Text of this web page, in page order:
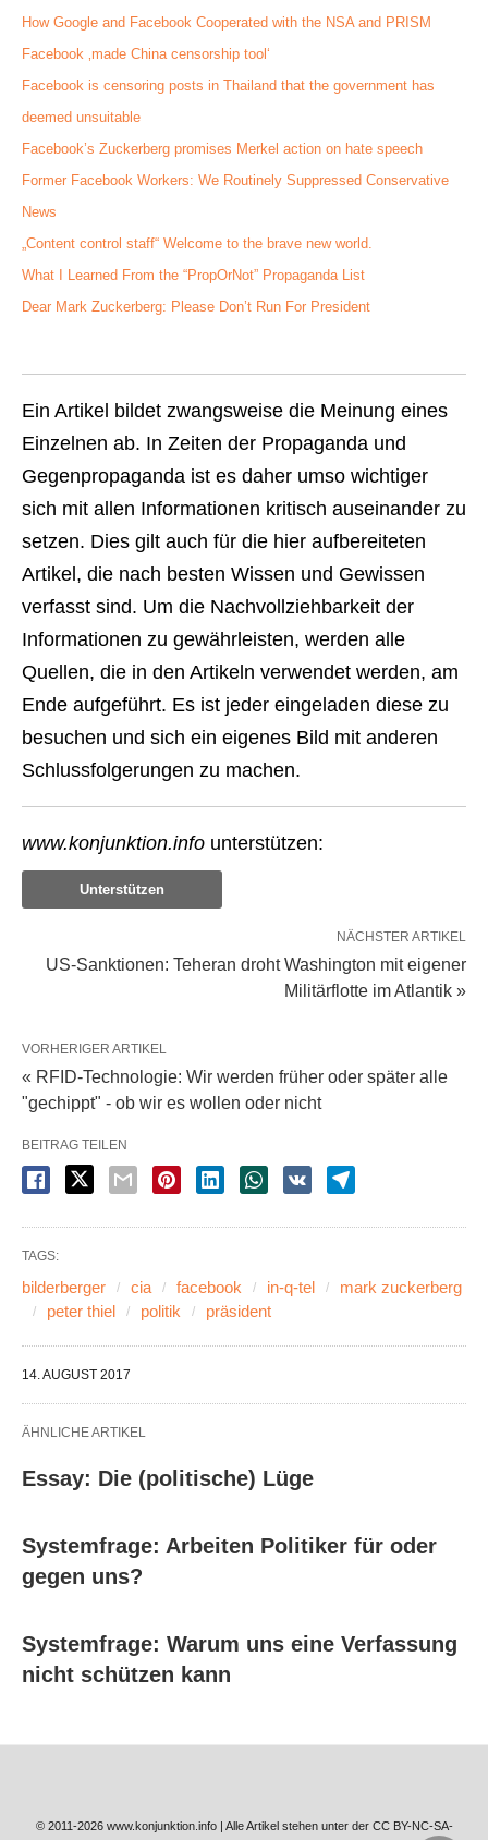
How Google and Facebook Cooperated with the NSA and PRISM
Facebook ‚made China censorship tool‘
Facebook is censoring posts in Thailand that the government has
deemed unsuitable
Facebook’s Zuckerberg promises Merkel action on hate speech
Former Facebook Workers: We Routinely Suppressed Conservative
News
„Content control staff“ Welcome to the brave new world.
What I Learned From the “PropOrNot” Propaganda List
Dear Mark Zuckerberg: Please Don’t Run For President
Ein Artikel bildet zwangsweise die Meinung eines
Einzelnen ab. In Zeiten der Propaganda und
Gegenpropaganda ist es daher umso wichtiger
sich mit allen Informationen kritisch auseinander zu
setzen. Dies gilt auch für die hier aufbereiteten
Artikel, die nach besten Wissen und Gewissen
verfasst sind. Um die Nachvollziehbarkeit der
Informationen zu gewährleisten, werden alle
Quellen, die in den Artikeln verwendet werden, am
Ende aufgeführt. Es ist jeder eingeladen diese zu
besuchen und sich ein eigenes Bild mit anderen
Schlussfolgerungen zu machen.
www.konjunktion.info unterstützen:
Unterstützen
NÄCHSTER ARTIKEL
US-Sanktionen: Teheran droht Washington mit eigener
Militärflotte im Atlantik »
VORHERIGER ARTIKEL
« RFID-Technologie: Wir werden früher oder später alle
"gechippt" - ob wir es wollen oder nicht
BEITRAG TEILEN
TAGS:
bilderberger cia facebook in-q-tel
mark zuckerberg
peter thiel
politik präsident
14. AUGUST 2017
ÄHNLICHE ARTIKEL
Essay: Die (politische) Lüge
Systemfrage: Arbeiten Politiker für oder
gegen uns?
Systemfrage: Warum uns eine Verfassung
nicht schützen kann
© 2011-2026 www.konjunktion.info | Alle Artikel stehen unter der CC BY-NC-SA-